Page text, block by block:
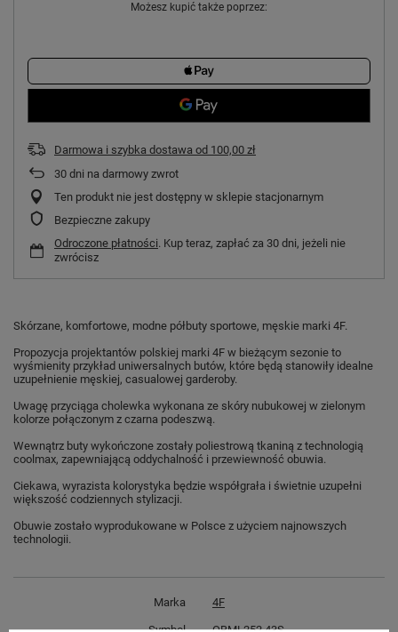
Możesz kupić także poprzez:
Darmowa i szybka dostawa od 100,00 zł
30 dni na darmowy zwrot
Ten produkt nie jest dostępny w sklepie stacjonarnym
Bezpieczne zakupy
Odroczone płatności. Kup teraz, zapłać za 30 dni, jeżeli nie
zwrócisz
Skórzane, komfortowe, modne półbuty sportowe, męskie marki 4F.
Propozycja projektantów polskiej marki 4F w bieżącym sezonie to
wyśmienity przykład uniwersalnych butów, które będą stanowiły idealne
uzupełnienie męskiej, casualowej garderoby.
Uwagę przyciąga cholewka wykonana ze skóry nubukowej w zielonym
kolorze połączonym z czarna podeszwą.
Wewnątrz buty wykończone zostały poliestrową tkaniną z technologią
coolmax, zapewniającą oddychalność i przewiewność obuwia.
Ciekawa, wyrazista kolorystyka będzie współgrała i świetnie uzupełni
większość codziennych stylizacji.
Obuwie zostało wyprodukowane w Polsce z użyciem najnowszych
technologii.
Marka 4F